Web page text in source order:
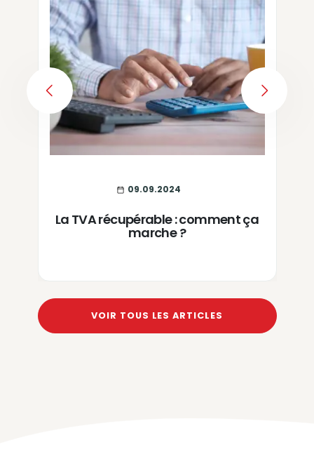
09.09.2024
La TVA récupérable : comment ça
marche ?
PREVIOUS
VOIR TOUS LES ARTICLES